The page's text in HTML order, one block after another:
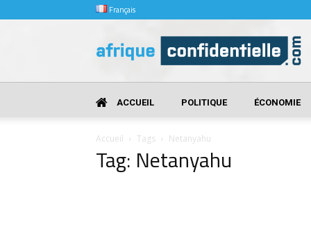
Français
Confidentielle
ACCUEIL POLITIQUE ÉCONOMIE
Accueil Tags Netanyahu
Tag: Netanyahu